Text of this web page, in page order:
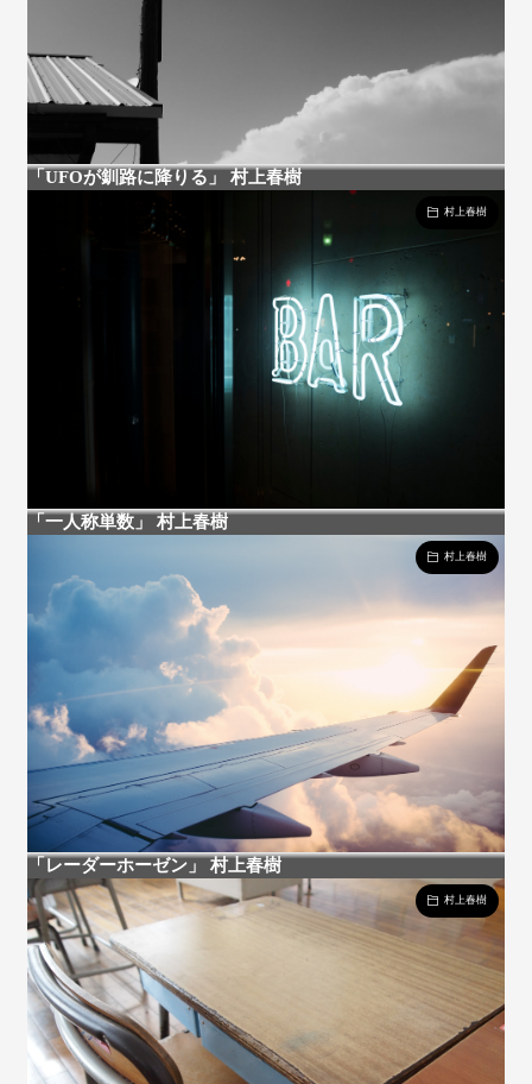
「UFOが釧路に降りる」 村上春樹
村上春樹
「一人称単数」 村上春樹
村上春樹
「レーダーホーゼン」 村上春樹
村上春樹